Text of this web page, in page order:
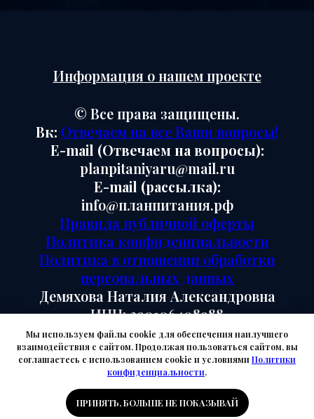
Мы используем файлы cookie для обеспечения наилучшего
взаимодействия с сайтом. Продолжая пользоваться сайтом, вы
соглашаетесь с использованием cookie и условиямиПолитики
конфиденциальности.
ПРИНЯТЬ, БОЛЬШЕ НЕ ПОКАЗЫВАЙ